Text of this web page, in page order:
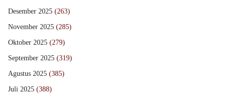
Desember 2025 (263)
November 2025 (285)
Oktober 2025 (279)
September 2025 (319)
Agustus 2025 (385)
Juli 2025 (388)